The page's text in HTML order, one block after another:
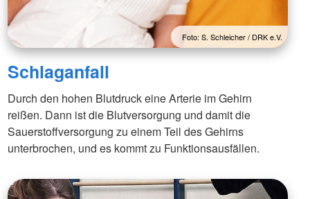
Foto: S. Schleicher / DRK e.V.
Schlaganfall
Durch den hohen Blutdruck eine Arterie im Gehirn
reißen. Dann ist die Blutversorgung und damit die
Sauerstoffversorgung zu einem Teil des Gehirns
unterbrochen, und es kommt zu Funktionsausfällen.